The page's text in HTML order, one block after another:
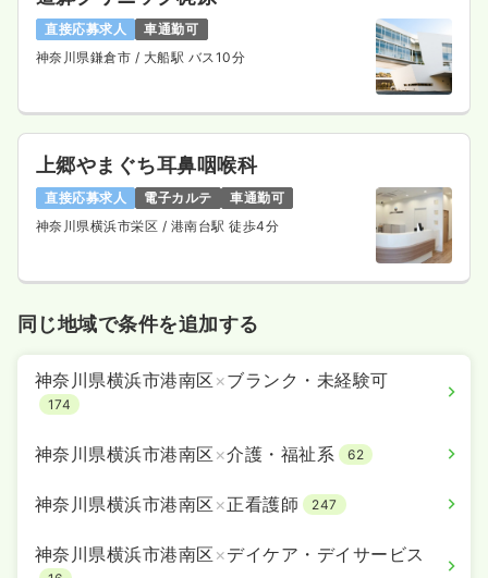
直接応募求人
車通勤可
神奈川県鎌倉市 / 大船駅 バス10分
上郷やまぐち耳鼻咽喉科
直接応募求人 電子カルテ
車通勤可
神奈川県横浜市栄区 / 港南台駅 徒歩4分
同じ地域で条件を追加する
神奈川県横浜市港南区 ×ブランク・未経験可
174
神奈川県横浜市港南区 ×介護・福祉系 62
神奈川県横浜市港南区 ×正看護師 247
神奈川県横浜市港南区 ×デイケア・デイサービス